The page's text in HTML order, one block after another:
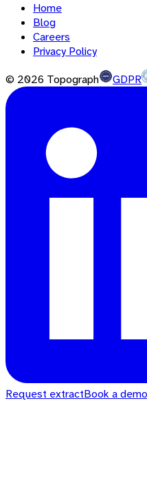
Home
Blog
Careers
Privacy Policy
© 2026 Topograph GDPR
Request extractBook a demo